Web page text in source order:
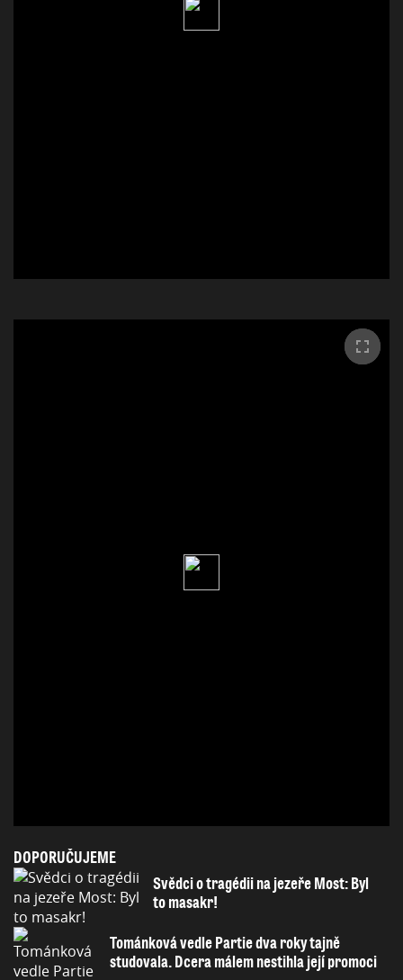
DOPORUČUJEME
Svědci o tragédii na jezeře Most: Byl
to masakr!
Tománková vedle Partie dva roky tajně
studovala. Dcera málem nestihla její promoci